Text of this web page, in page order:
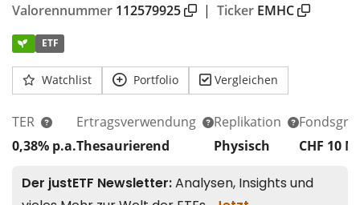
Valorennummer 112579925 | Ticker EMHC
ETF
Watchlist Portfolio Vergleichen
TER
0,38% p.a.
Ertragsverwendung
Thesaurierend
Replikation
Physisch
CHF 10